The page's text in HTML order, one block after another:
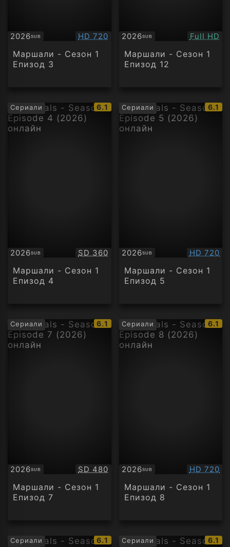
2026SUB
Субтитри Качество:
HD 720
Маршали - Сезон 1
Епизод 3
2026SUB
Субтитри Full HD
Маршали - Сезон 1
Епизод 12
Сериали
IMDb
рейтинг:
6.1
2026SUB
Субтитри Качество:
SD 360
Маршали - Сезон 1
Епизод 4
Сериали
IMDb
6.1
2026SUB
Субтитри HD 720
Маршали - Сезон 1
Епизод 5
Сериали
IMDb
рейтинг:
6.1
2026SUB
Субтитри Качество:
SD 480
Маршали - Сезон 1
Епизод 7
Сериали
IMDb
6.1
2026SUB
Субтитри HD 720
Маршали - Сезон 1
Епизод 8
Сериали
IMDb
6.1 Сериали
IMDb
6.1